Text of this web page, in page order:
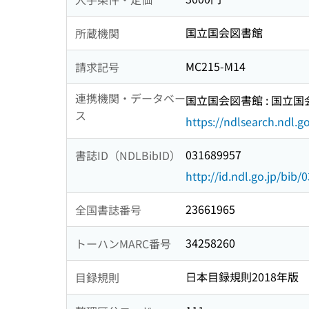
所蔵機関 国立国会図書館
請求記号
MC215-M14
連携機関・データベー
ス
国立国会図書館 : 国立
https://
書誌ID（NDLBibID）
031689957
http://id.ndl.go.jp/bib/
全国書誌番号 23661965
トーハンMARC番号 34258260
目録規則 日本目録規則2018年版